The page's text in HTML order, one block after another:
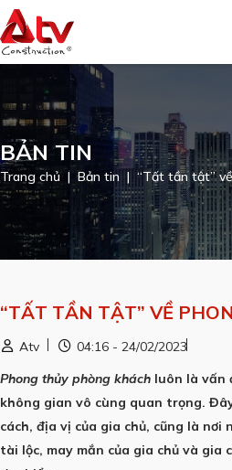
BẢN TIN
Trang chủ Bản tin “Tất tần tật”
“TẤT TẦN TẬT” VỀ
Atv
04:16 - 24/02/2023
Phong thủy phòng khách luôn là vấn
không gian vô cùng quan trọng.
cách, địa vị của gia chủ, cũng là
tài lộc, may mắn của gia chủ và gia